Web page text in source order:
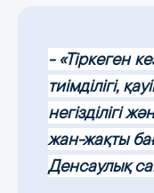
- «Тіркеген
тиімділігі,
негізділігі
жан-жақты
Денсаулық